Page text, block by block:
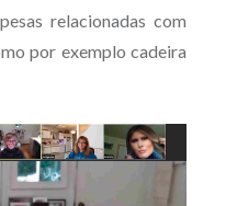
relacionadas com
por exemplo cadeira